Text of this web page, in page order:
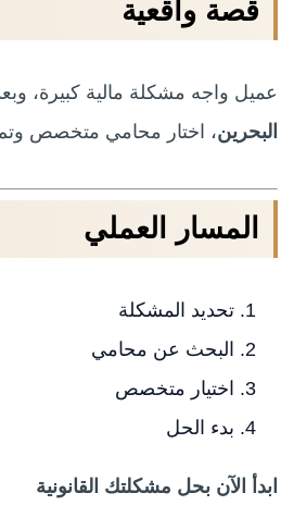
قصة واقعية
عميل واجه مشكلة مالية كبيرة،
البحرين، اختار محامي متخصص
المسار العملي
تحديد المشكلة
البحث عن محامي
اختيار متخصص
بدء الحل
ابدأ الآن بحل مشكلتك القانونية